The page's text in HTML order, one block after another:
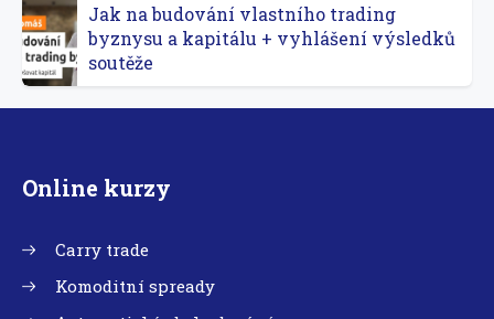
Jak na budování vlastního trading
byznysu a kapitálu + vyhlášení výsledků
soutěže
Online kurzy
Carry trade
Komoditní spready